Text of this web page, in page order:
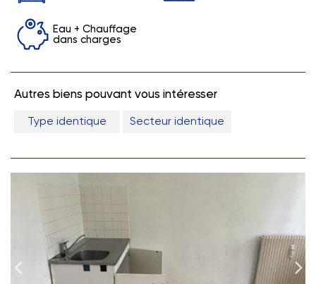
Eau + Chauffage
dans charges
Autres biens pouvant vous intéresser
Type identique Secteur identique